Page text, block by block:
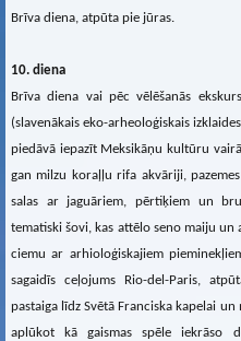
Brīva diena, atpūta pie jūras.
10. diena
Brīva diena vai pēc vēlēšanās
(slavenākais eko-arheoloģiskais
piedāvā iepazīt Meksikāņu kultūru
gan milzu koraļļu rifa akvāriji,
salas ar jaguāriem, pērtiķiem un
tematiski šovi, kas attēlo seno maiju
ciemu ar arhioloģiskajiem
sagaidīs ceļojums Rio-del-Paris,
pastaiga līdz Svētā Franciska kapelai
aplūkot kā gaismas spēle iekrāso